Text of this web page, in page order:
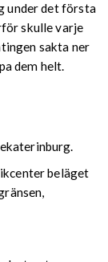
under det första
skulle varje
sakta ner
dem helt.
beläget